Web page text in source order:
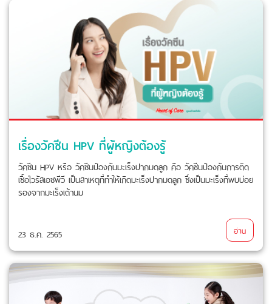
เรื่องวัคซีน HPV ที่ผู้หญิงต้องรู้
วัคซีน HPV หรือ วัคซีนป้องกันมะเร็งปากมดลูก คือ วัคซีนป้องกันการติด
เชื้อไวรัสเอชพีวี เป็นสาเหตุที่ทำให้เกิดมะเร็งปากมดลูก ซึ่งเป็นมะเร็งที่พบบ่อย
รองจากมะเร็งเต้านม
23 ธ.ค. 2565 อ่าน